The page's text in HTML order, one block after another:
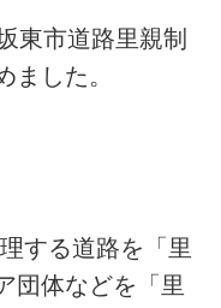
東市道路里親制
ました。
する道路を「里
団体などを「里